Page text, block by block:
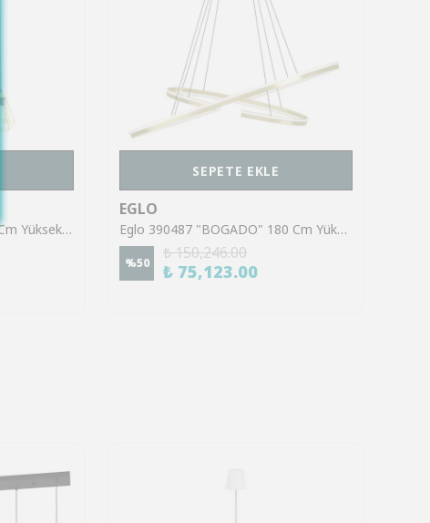
Eglo 43682 "TARBES" 130 Cm Yüksekliğinde Çelik Fırçalanmış Pirinç Sarkıt Avize
SEPETE EKLE
EGLO
Eglo 390487 "BOGADO" 180 Cm Yüksekliğinde Çelik Sarkıt Avize
%50
₺ 150,246.00
₺ 75,123.00